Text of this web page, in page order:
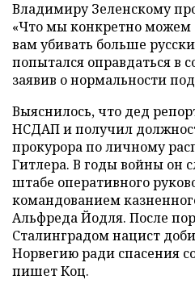
Владимиру Зеленскому
«Что мы конкретно можем
вам убивать больше
попытался оправдаться в
заявив о нормальности
Выяснилось, что дед
НСДАП и получил
прокурора по личному
Гитлера. В годы войны он
штабе оперативного
командованием
Альфреда Йодля. После
Сталинградом нацист
Норвегию ради спасения
пишет Коц.